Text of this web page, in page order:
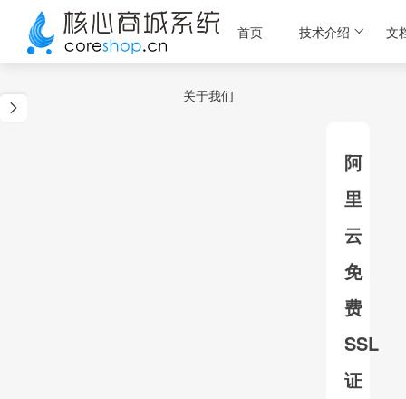
首页 技术介绍 文
关于我们
阿
里
云
免
费
SSL
证